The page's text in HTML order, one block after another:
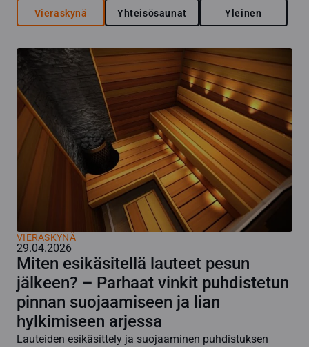
Vieraskynä Yhteisösaunat Yleinen
VIERASKYNÄ
29.04.2026
Miten esikäsitellä lauteet pesun
jälkeen? – Parhaat vinkit puhdistetun
pinnan suojaamiseen ja lian
hylkimiseen arjessa
Lauteiden esikäsittely ja suojaaminen puhdistuksen